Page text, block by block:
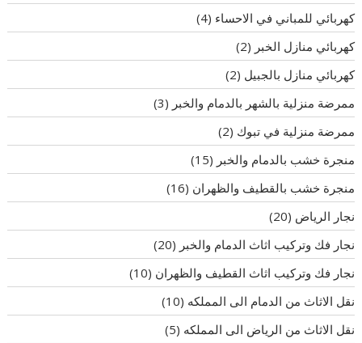
كهربائي للمباني في الاحساء (4)
كهربائي منازل الخبر (2)
كهربائي منازل بالجبيل (2)
ممرضة منزلية بالشهر بالدمام والخبر (3)
ممرضة منزلية في تبوك (2)
منجرة خشب بالدمام والخبر (15)
منجرة خشب بالقطيف والظهران (16)
نجار الرياض (20)
نجار فك وتركيب اثاث الدمام والخبر (20)
نجار فك وتركيب اثاث القطيف والظهران (10)
نقل الاثاث من الدمام الى المملكه (10)
نقل الاثاث من الرياض الى المملكه (5)